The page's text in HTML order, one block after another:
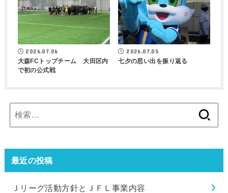
2026.07.06
大森FCトップチーム 大田区内
で初の公式戦
2026.07.05
七夕の思い出を振り返る
索:
最近の投稿
Ｊリーグ活動方針とＪＦＬ事業内容